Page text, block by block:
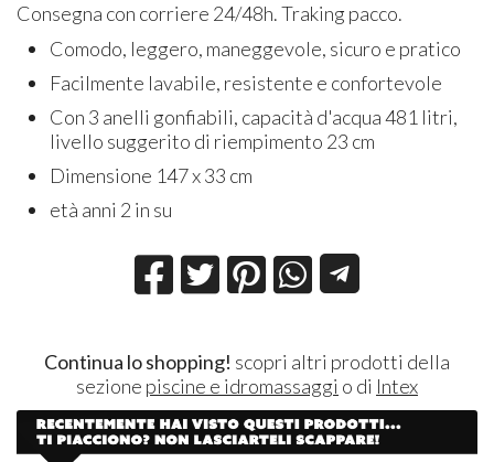
Consegna con corriere 24/48h. Traking pacco.
Comodo, leggero, maneggevole, sicuro e pratico
Facilmente lavabile, resistente e confortevole
Con 3 anelli gonfiabili, capacità d'acqua 481 litri,
livello suggerito di riempimento 23 cm
Dimensione 147 x 33 cm
età anni 2 in su
Continua lo shopping! scopri altri prodotti della
sezione piscine e idromassaggi o di Intex